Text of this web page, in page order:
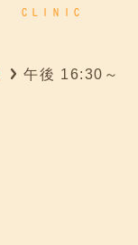
CLINIC
午後 16:30～